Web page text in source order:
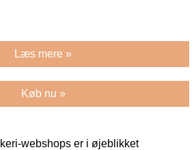
Læs mere »
Køb nu »
webshops er i øjeblikket